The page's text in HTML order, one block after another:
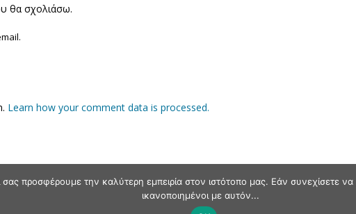
θα σχολιάσω.
Learn how your comment data is processed.
προσφέρουμε την καλύτερη εμπειρία στον ιστότοπο μας. Εάν συνεχίσετε να
ικανοποιημένοι με αυτόν...